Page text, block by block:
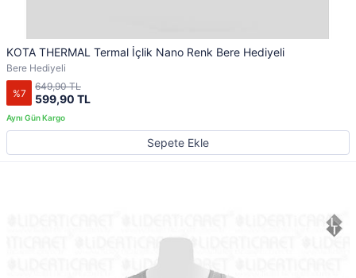
KOTA THERMAL Termal İçlik Nano Renk Bere Hediyeli
Bere Hediyeli
%7 599,90 TL
649,90 TL
Sepete Ekle